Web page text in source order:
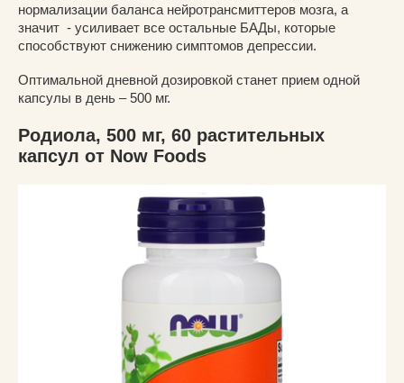
нормализации баланса нейротрансмиттеров мозга, а
значит - усиливает все остальные БАДы, которые
способствуют снижению симптомов депрессии.
Оптимальной дневной дозировкой станет прием одной
капсулы в день – 500 мг.
Родиола, 500 мг, 60 растительных
капсул от Now Foods